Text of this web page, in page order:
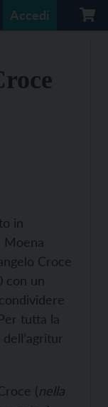
Accedi
in
Moena
Croce
con un
tutta la
(nella